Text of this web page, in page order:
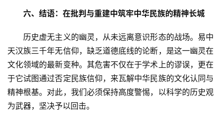
六、结语：在批判与重建中筑牢中华民族的精神长城
历史虚无主义的幽灵，从未远离意识形态的战场。易中
天汉族三千年无信仰，缺乏道德底线的论断，是这一幽灵在
文化领域的最新变种。其危害不仅在于学术上的谬误，更在
于它试图通过否定民族信仰，来瓦解中华民族的文化认同与
精神根基。对此，我们必须保持高度警惕，以科学的历史观
为武器，坚决予以回击。